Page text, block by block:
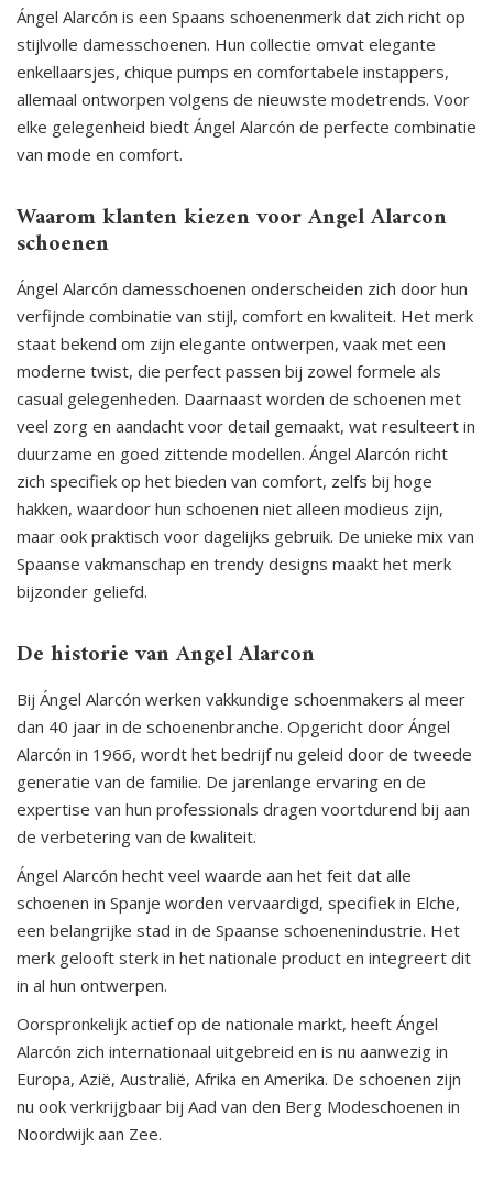
Ángel Alarcón is een Spaans schoenenmerk dat zich richt op
stijlvolle damesschoenen. Hun collectie omvat elegante
enkellaarsjes, chique pumps en comfortabele instappers,
allemaal ontworpen volgens de nieuwste modetrends. Voor
elke gelegenheid biedt Ángel Alarcón de perfecte combinatie
van mode en comfort.
Waarom klanten kiezen voor Angel Alarcon
schoenen
Ángel Alarcón damesschoenen onderscheiden zich door hun
verfijnde combinatie van stijl, comfort en kwaliteit. Het merk
staat bekend om zijn elegante ontwerpen, vaak met een
moderne twist, die perfect passen bij zowel formele als
casual gelegenheden. Daarnaast worden de schoenen met
veel zorg en aandacht voor detail gemaakt, wat resulteert in
duurzame en goed zittende modellen. Ángel Alarcón richt
zich specifiek op het bieden van comfort, zelfs bij hoge
hakken, waardoor hun schoenen niet alleen modieus zijn,
maar ook praktisch voor dagelijks gebruik. De unieke mix van
Spaanse vakmanschap en trendy designs maakt het merk
bijzonder geliefd.
De historie van Angel Alarcon
Bij Ángel Alarcón werken vakkundige schoenmakers al meer
dan 40 jaar in de schoenenbranche. Opgericht door Ángel
Alarcón in 1966, wordt het bedrijf nu geleid door de tweede
generatie van de familie. De jarenlange ervaring en de
expertise van hun professionals dragen voortdurend bij aan
de verbetering van de kwaliteit.
Ángel Alarcón hecht veel waarde aan het feit dat alle
schoenen in Spanje worden vervaardigd, specifiek in Elche,
een belangrijke stad in de Spaanse schoenenindustrie. Het
merk gelooft sterk in het nationale product en integreert dit
in al hun ontwerpen.
Oorspronkelijk actief op de nationale markt, heeft Ángel
Alarcón zich internationaal uitgebreid en is nu aanwezig in
Europa, Azië, Australië, Afrika en Amerika. De schoenen zijn
nu ook verkrijgbaar bij Aad van den Berg Modeschoenen in
Noordwijk aan Zee.